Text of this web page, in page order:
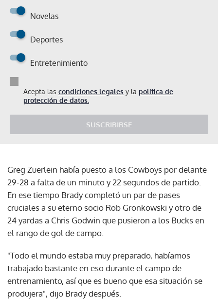
Novelas
Deportes
Entretenimiento
Acepta las condiciones legales y la política de
protección de datos.
SUSCRIBIRSE
Greg Zuerlein había puesto a los Cowboys por delante
29-28 a falta de un minuto y 22 segundos de partido.
En ese tiempo Brady completó un par de pases
cruciales a su eterno socio Rob Gronkowski y otro de
24 yardas a Chris Godwin que pusieron a los Bucks en
el rango de gol de campo.
"Todo el mundo estaba muy preparado, habíamos
trabajado bastante en eso durante el campo de
entrenamiento, así que es bueno que esa situación se
produjera", dijo Brady después.